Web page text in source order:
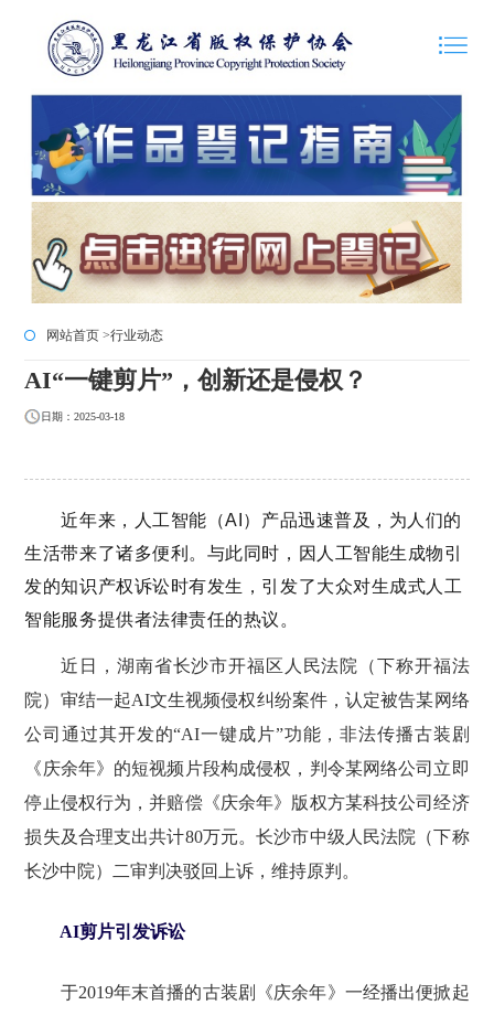
网站首页 >行业动态
AI“一键剪片”，创新还是侵权？
日期：2025-03-18
近年来，人工智能（AI）产品迅速普及，为人们的
生活带来了诸多便利。与此同时，因人工智能生成物引
发的知识产权诉讼时有发生，引发了大众对生成式人工
智能服务提供者法律责任的热议。
近日，湖南省长沙市开福区人民法院（下称开福法
院）审结一起AI文生视频侵权纠纷案件，认定被告某网络
公司通过其开发的“AI一键成片”功能，非法传播古装剧
《庆余年》的短视频片段构成侵权，判令某网络公司立即
停止侵权行为，并赔偿《庆余年》版权方某科技公司经济
损失及合理支出共计80万元。长沙市中级人民法院（下称
长沙中院）二审判决驳回上诉，维持原判。
AI剪片引发诉讼
于2019年末首播的古装剧《庆余年》一经播出便掀起